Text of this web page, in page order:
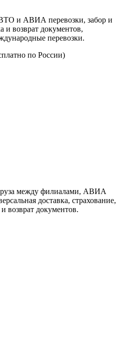
и АВИА перевозки, забор и
и возврат документов,
перевозки.
по России)
между филиалами, АВИА
доставка, страхование,
возврат документов.